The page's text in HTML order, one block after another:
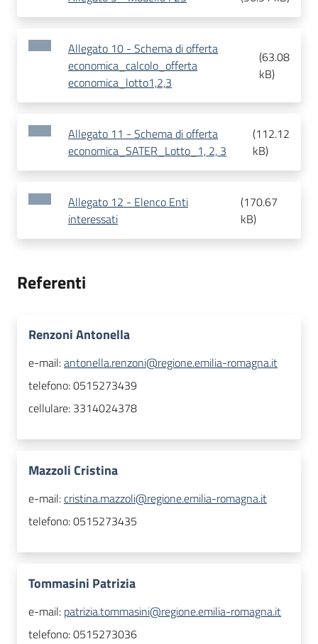
Allegato 10 - Schema di offerta
economica_calcolo_offerta
economica_lotto1,2,3
(63.08
kB)
Allegato 11 - Schema di offerta
economica_SATER_Lotto_1, 2, 3
(112.12
kB)
Allegato 12 - Elenco Enti
interessati
(170.67
kB)
Referenti
Renzoni Antonella
e-mail:antonella.renzoni@regione.emilia-romagna.it
telefono:0515273439
cellulare: 3314024378
Mazzoli Cristina
e-mail:cristina.mazzoli@regione.emilia-romagna.it
telefono:0515273435
Tommasini Patrizia
e-mail: patrizia.tommasini@regione.emilia-romagna.it
telefono:0515273036